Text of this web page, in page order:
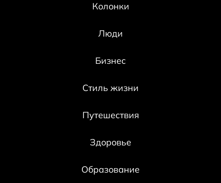
Колонки
Люди
Бизнес
Стиль жизни
Путешествия
Здоровье
Образование